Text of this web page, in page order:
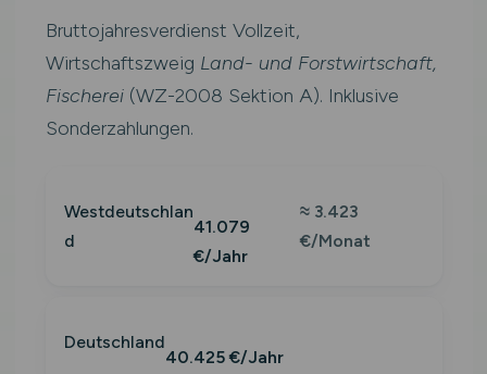
Bruttojahresverdienst Vollzeit,
Wirtschaftszweig Land- und Forstwirtschaft,
Fischerei(WZ-2008 Sektion A). Inklusive
Sonderzahlungen.
Westdeutschlan
d
41.079
€/Jahr
≈ 3.423
€/Monat
Deutschland
40.425 €/Jahr